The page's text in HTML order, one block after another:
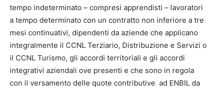
tempo indeterminato – compresi apprendisti – lavoratori
a tempo determinato con un contratto non inferiore a tre
mesi continuativi, dipendenti da aziende che applicano
integralmente il CCNL Terziario, Distribuzione e Servizi o
il CCNL Turismo, gli accordi territoriali e gli accordi
integrativi aziendali ove presenti e che sono in regola
con il versamento delle quote contributive ad ENBIL da